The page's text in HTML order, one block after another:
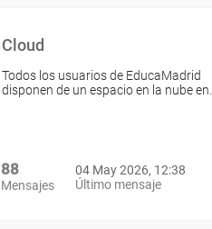
Cloud
Todos los usuarios de EducaMadrid
disponen de un espacio en la nube en…
88
Mensajes
04 May 2026, 12:38
Último mensaje